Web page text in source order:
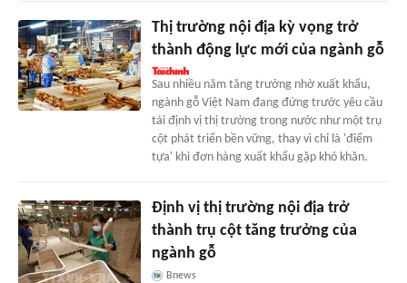
Thị trường nội địa kỳ vọng trở
thành động lực mới của ngành gỗ
Sau nhiều năm tăng trưởng nhờ xuất khẩu,
ngành gỗ Việt Nam đang đứng trước yêu cầu
tái định vị thị trường trong nước như một trụ
cột phát triển bền vững, thay vì chỉ là 'điểm
tựa' khi đơn hàng xuất khẩu gặp khó khăn.
Định vị thị trường nội địa trở
thành trụ cột tăng trưởng của
ngành gỗ
Bnews